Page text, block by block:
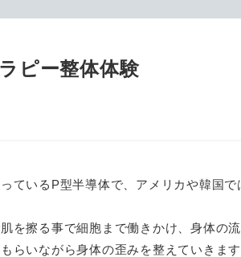
ピー整体体験
ているP型半導体で、アメリカや韓国
を擦る事で細胞まで働きかけ、身体の
らいながら身体の歪みを整えていきます